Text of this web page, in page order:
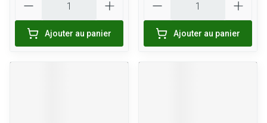
Ajouter au panier Ajouter au panier